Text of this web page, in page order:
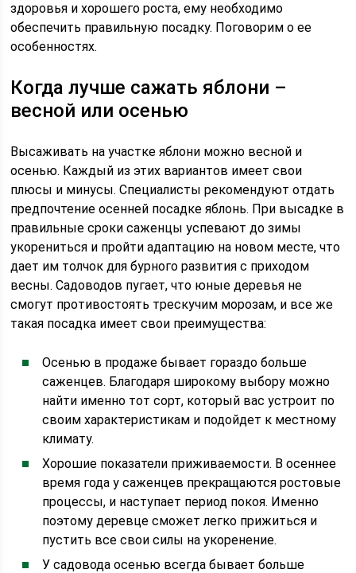
здоровья и хорошего роста, ему необходимо
обеспечить правильную посадку. Поговорим о ее
особенностях.
Когда лучше сажать яблони –
весной или осенью
Высаживать на участке яблони можно весной и
осенью. Каждый из этих вариантов имеет свои
плюсы и минусы. Специалисты рекомендуют отдать
предпочтение осенней посадке яблонь. При высадке в
правильные сроки саженцы успевают до зимы
укорениться и пройти адаптацию на новом месте, что
дает им толчок для бурного развития с приходом
весны. Садоводов пугает, что юные деревья не
смогут противостоять трескучим морозам, и все же
такая посадка имеет свои преимущества:
Осенью в продаже бывает гораздо больше
саженцев. Благодаря широкому выбору можно
найти именно тот сорт, который вас устроит по
своим характеристикам и подойдет к местному
климату.
Хорошие показатели приживаемости. В осеннее
время года у саженцев прекращаются ростовые
процессы, и наступает период покоя. Именно
поэтому деревце сможет легко прижиться и
пустить все свои силы на укоренение.
У садовода осенью всегда бывает больше